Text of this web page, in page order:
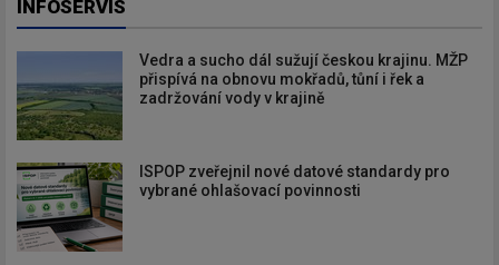
INFOSERVIS
Vedra a sucho dál sužují českou krajinu. MŽP
přispívá na obnovu mokřadů, tůní i řek a
zadržování vody v krajině
ISPOP zveřejnil nové datové standardy pro
vybrané ohlašovací povinnosti